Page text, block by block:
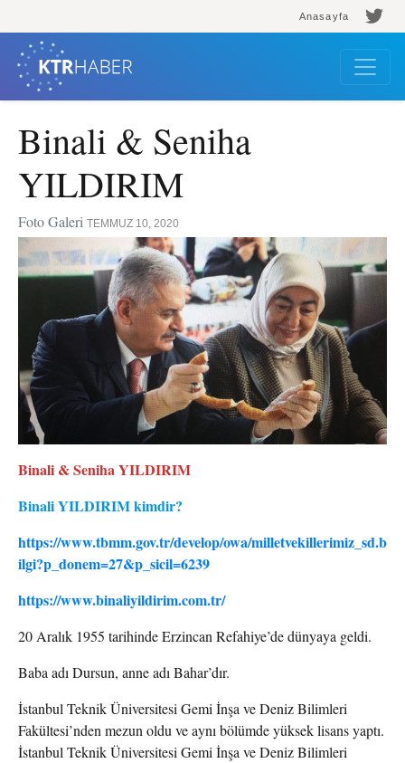
Anasayfa
Binali & Seniha
YILDIRIM
Foto Galeri TEMMUZ 10, 2020
Binali & Seniha YILDIRIM
Binali YILDIRIM kimdir?
https://www.tbmm.gov.tr/develop/owa/milletvekillerimiz_sd.b
ilgi?p_donem=27&p_sicil=6239
https://www.binaliyildirim.com.tr/
20 Aralık 1955 tarihinde Erzincan Refahiye’de dünyaya geldi.
Baba adı Dursun, anne adı Bahar’dır.
İstanbul Teknik Üniversitesi Gemi İnşa ve Deniz Bilimleri
Fakültesi’nden mezun oldu ve aynı bölümde yüksek lisans yaptı.
İstanbul Teknik Üniversitesi Gemi İnşa ve Deniz Bilimleri